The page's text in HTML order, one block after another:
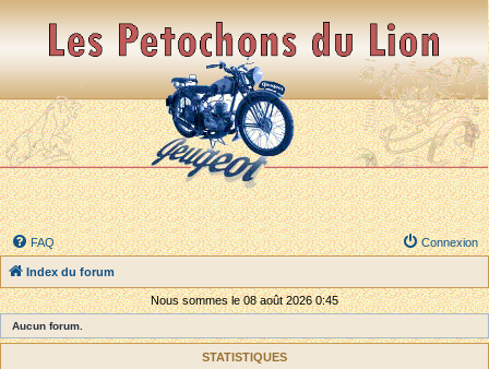
FAQ Connexion
Index du forum
Nous sommes le 08 août 2026 0:45
Aucun forum.
STATISTIQUES